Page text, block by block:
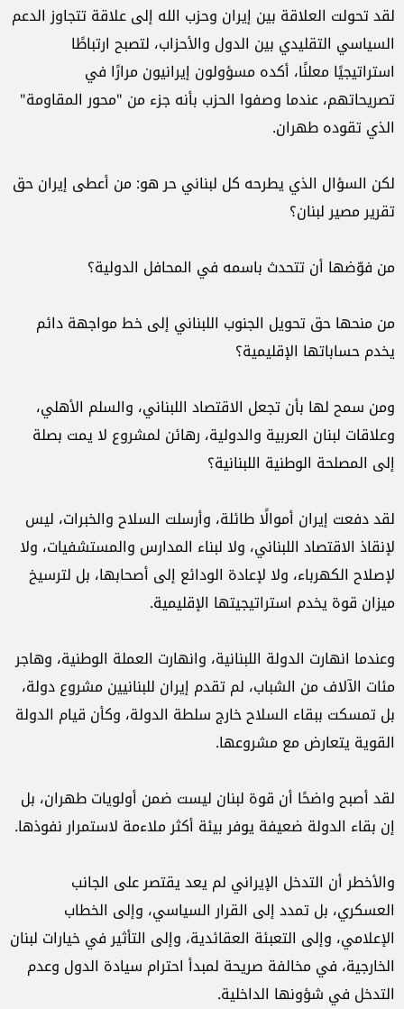
لقد تحولت العلاقة بين إيران وحزب الله إلى علاقة تتجاوز الدعم
السياسي التقليدي بين الدول والأحزاب، لتصبح ارتباطًا
استراتيجيًا معلنًا، أكده مسؤولون إيرانيون مرارًا في
تصريحاتهم، عندما وصفوا الحزب بأنه جزء من "محور المقاومة"
الذي تقوده طهران.
لكن السؤال الذي يطرحه كل لبناني حر هو: من أعطى إيران حق
تقرير مصير لبنان؟
من فوّضها أن تتحدث باسمه في المحافل الدولية؟
من منحها حق تحويل الجنوب اللبناني إلى خط مواجهة دائم
يخدم حساباتها الإقليمية؟
ومن سمح لها بأن تجعل الاقتصاد اللبناني، والسلم الأهلي،
وعلاقات لبنان العربية والدولية، رهائن لمشروع لا يمت بصلة
إلى المصلحة الوطنية اللبنانية؟
لقد دفعت إيران أموالًا طائلة، وأرسلت السلاح والخبرات، ليس
لإنقاذ الاقتصاد اللبناني، ولا لبناء المدارس والمستشفيات، ولا
لإصلاح الكهرباء، ولا لإعادة الودائع إلى أصحابها، بل لترسيخ
ميزان قوة يخدم استراتيجيتها الإقليمية.
وعندما انهارت الدولة اللبنانية، وانهارت العملة الوطنية، وهاجر
مئات الآلاف من الشباب، لم تقدم إيران للبنانيين مشروع دولة،
بل تمسكت ببقاء السلاح خارج سلطة الدولة، وكأن قيام الدولة
القوية يتعارض مع مشروعها.
لقد أصبح واضحًا أن قوة لبنان ليست ضمن أولويات طهران، بل
إن بقاء الدولة ضعيفة يوفر بيئة أكثر ملاءمة لاستمرار نفوذها.
والأخطر أن التدخل الإيراني لم يعد يقتصر على الجانب
العسكري، بل تمدد إلى القرار السياسي، وإلى الخطاب
الإعلامي، وإلى التعبئة العقائدية، وإلى التأثير في خيارات لبنان
الخارجية، في مخالفة صريحة لمبدأ احترام سيادة الدول وعدم
التدخل في شؤونها الداخلية.